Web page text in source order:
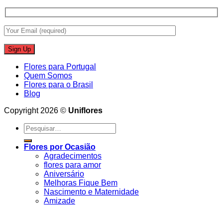
Flores para Portugal
Quem Somos
Flores para o Brasil
Blog
Copyright 2026 © Uniflores
Pesquisar
por:
Flores por Ocasião
Agradecimentos
flores para amor
Aniversário
Melhoras Fique Bem
Nascimento e Maternidade
Amizade